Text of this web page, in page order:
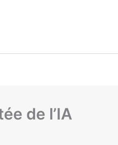
de l’IA